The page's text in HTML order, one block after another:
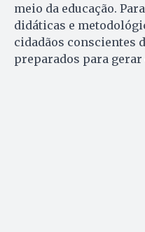
meio da educação.
didáticas e
cidadãos conscientes
preparados para